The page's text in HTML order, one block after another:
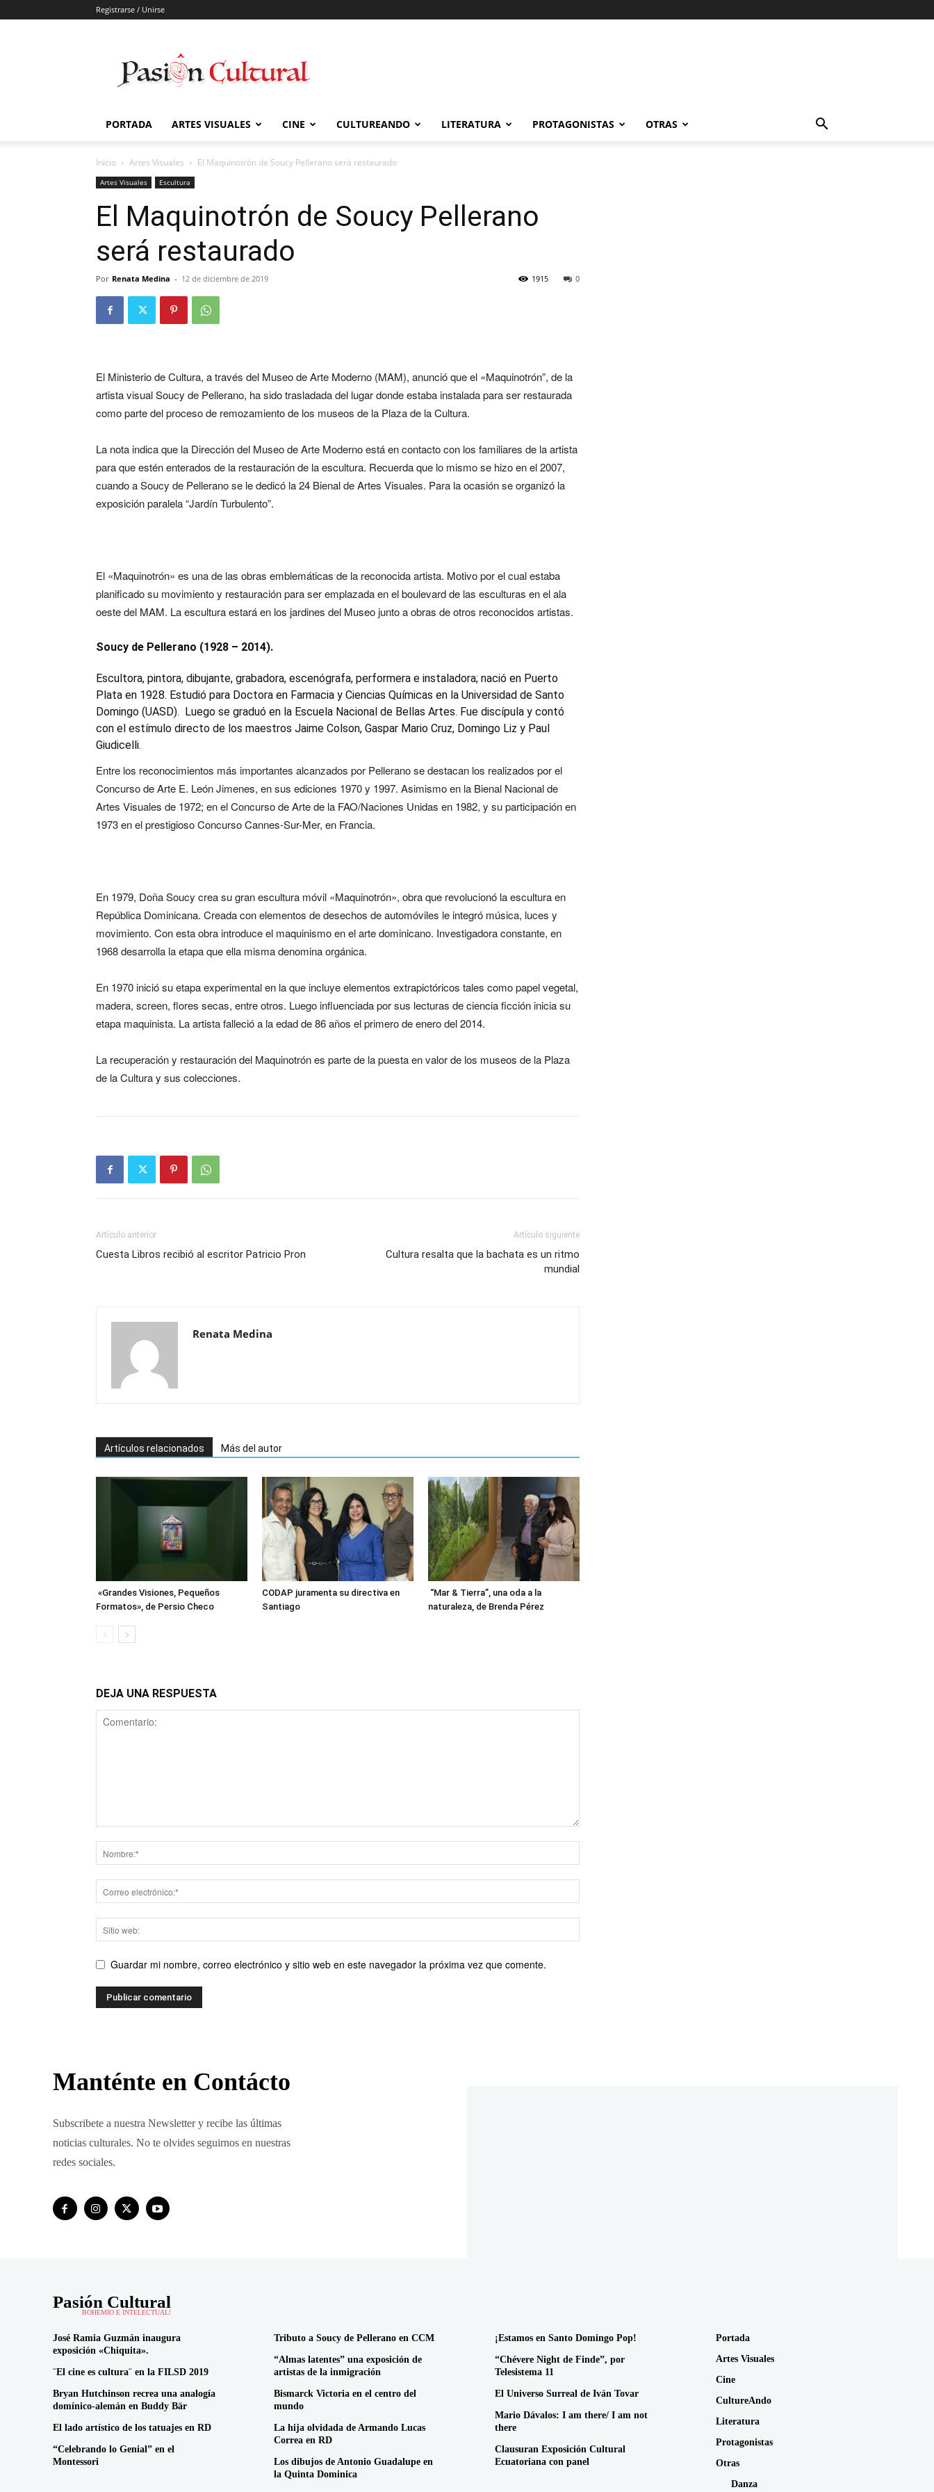
Registrarse / Unirse
Cultural
PORTADA ARTES VISUALES CINE CULTUREANDO LITERATURA PROTAGONISTAS OTRAS
Inicio Artes Visuales El Maquinotrón de Soucy Pellerano será restaurado
Artes Visuales Escultura
El Maquinotrón de Soucy Pellerano
será restaurado
Por Renata Medina - 12 de diciembre de 2019 0
1915
El Ministerio de Cultura, a través del Museo de Arte Moderno (MAM), anunció que el «Maquinotrón”, de la
artista visual Soucy de Pellerano, ha sido trasladada del lugar donde estaba instalada para ser restaurada
como parte del proceso de remozamiento de los museos de la Plaza de la Cultura.
La nota indica que la Dirección del Museo de Arte Moderno está en contacto con los familiares de la artista
para que estén enterados de la restauración de la escultura. Recuerda que lo mismo se hizo en el 2007,
cuando a Soucy de Pellerano se le dedicó la 24 Bienal de Artes Visuales. Para la ocasión se organizó la
exposición paralela “Jardín Turbulento”.
El «Maquinotrón» es una de las obras emblemáticas de la reconocida artista. Motivo por el cual estaba
planificado su movimiento y restauración para ser emplazada en el boulevard de las esculturas en el ala
oeste del MAM. La escultura estará en los jardines del Museo junto a obras de otros reconocidos artistas.
Soucy de Pellerano (1928 – 2014).
Escultora, pintora, dibujante, grabadora, escenógrafa, performera e instaladora; nació en Puerto
Plata en 1928. Estudió para Doctora en Farmacia y Ciencias Químicas en la Universidad de Santo
Domingo (UASD). Luego se graduó en la Escuela Nacional de Bellas Artes. Fue discípula y contó
con el estímulo directo de los maestros Jaime Colson, Gaspar Mario Cruz, Domingo Liz y Paul
Giudicelli.
Entre los reconocimientos más importantes alcanzados por Pellerano se destacan los realizados por el
Concurso de Arte E. León Jimenes, en sus ediciones 1970 y 1997. Asimismo en la Bienal Nacional de
Artes Visuales de 1972; en el Concurso de Arte de la FAO/Naciones Unidas en 1982, y su participación en
1973 en el prestigioso Concurso Cannes-Sur-Mer, en Francia.
En 1979, Doña Soucy crea su gran escultura móvil «Maquinotrón», obra que revolucionó la escultura en
República Dominicana. Creada con elementos de desechos de automóviles le integró música, luces y
movimiento. Con esta obra introduce el maquinismo en el arte dominicano. Investigadora constante, en
1968 desarrolla la etapa que ella misma denomina orgánica.
En 1970 inició su etapa experimental en la que incluye elementos extrapictóricos tales como papel vegetal,
madera, screen, flores secas, entre otros. Luego influenciada por sus lecturas de ciencia ficción inicia su
etapa maquinista. La artista falleció a la edad de 86 años el primero de enero del 2014.
La recuperación y restauración del Maquinotrón es parte de la puesta en valor de los museos de la Plaza
de la Cultura y sus colecciones.
Artículo anterior
Cuesta Libros recibió al escritor Patricio Pron
Artículo siguiente
Cultura resalta que la bachata es un ritmo
mundial
Renata Medina
Artículos relacionados Más del autor
«Grandes Visiones, Pequeños
Formatos», de Persio Checo
CODAP juramenta su directiva en
Santiago
“Mar & Tierra”, una oda a la
naturaleza, de Brenda Pérez
DEJA UNA RESPUESTA
Guardar mi nombre, correo electrónico y sitio web en este navegador la próxima vez que comente.
Manténte en Contácto
Subscribete a nuestra Newsletter y recibe las últimas
noticias culturales. No te olvides seguirnos en nuestras
redes sociales.
Pasión Cultural
BOHEMIO E INTELECTUAL!
José Ramia Guzmán inaugura
exposición «Chiquita».
¨El cine es cultura¨ en la FILSD 2019
Bryan Hutchinson recrea una analogía
domínico-alemán en Buddy Bär
El lado artístico de los tatuajes en RD
“Celebrando lo Genial” en el
Montessori
Tributo a Soucy de Pellerano en CCM
“Almas latentes” una exposición de
artistas de la inmigración
Bismarck Victoria en el centro del
mundo
La hija olvidada de Armando Lucas
Correa en RD
Los dibujos de Antonio Guadalupe en
la Quinta Dominica
¡Estamos en Santo Domingo Pop!
“Chévere Night de Finde”, por
Telesistema 11
El Universo Surreal de Iván Tovar
Mario Dávalos: I am there/ I am not
there
Clausuran Exposición Cultural
Ecuatoriana con panel
Portada
Artes Visuales
Cine
CultureAndo
Literatura
Protagonistas
Otras
Danza